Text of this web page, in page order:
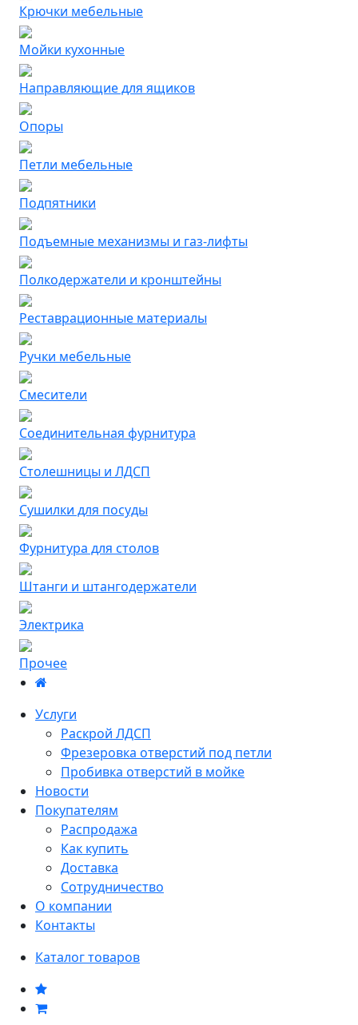
Крючки мебельные
Мойки кухонные
Направляющие для ящиков
Опоры
Петли мебельные
Подпятники
Подъемные механизмы и газ-лифты
Полкодержатели и кронштейны
Реставрационные материалы
Ручки мебельные
Смесители
Соединительная фурнитура
Столешницы и ЛДСП
Сушилки для посуды
Фурнитура для столов
Штанги и штангодержатели
Электрика
Прочее
Услуги
Раскрой ЛДСП
Фрезеровка отверстий под петли
Пробивка отверстий в мойке
Новости
Покупателям
Распродажа
Как купить
Доставка
Сотрудничество
О компании
Контакты
Каталог товаров